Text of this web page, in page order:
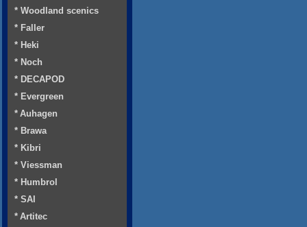
* Woodland scenics
* Faller
* Heki
* Noch
* DECAPOD
* Evergreen
* Auhagen
* Brawa
* Kibri
* Viessman
* Humbrol
* SAI
* Artitec